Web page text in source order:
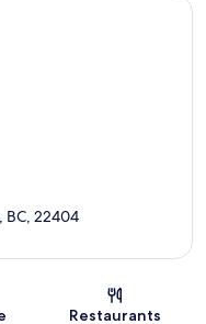
BC, 22404
Restaurants